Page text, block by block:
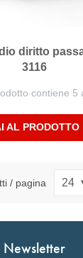
diritto
3116
contiene 5
AL PRODOTTO
/ pagina
Newsletter